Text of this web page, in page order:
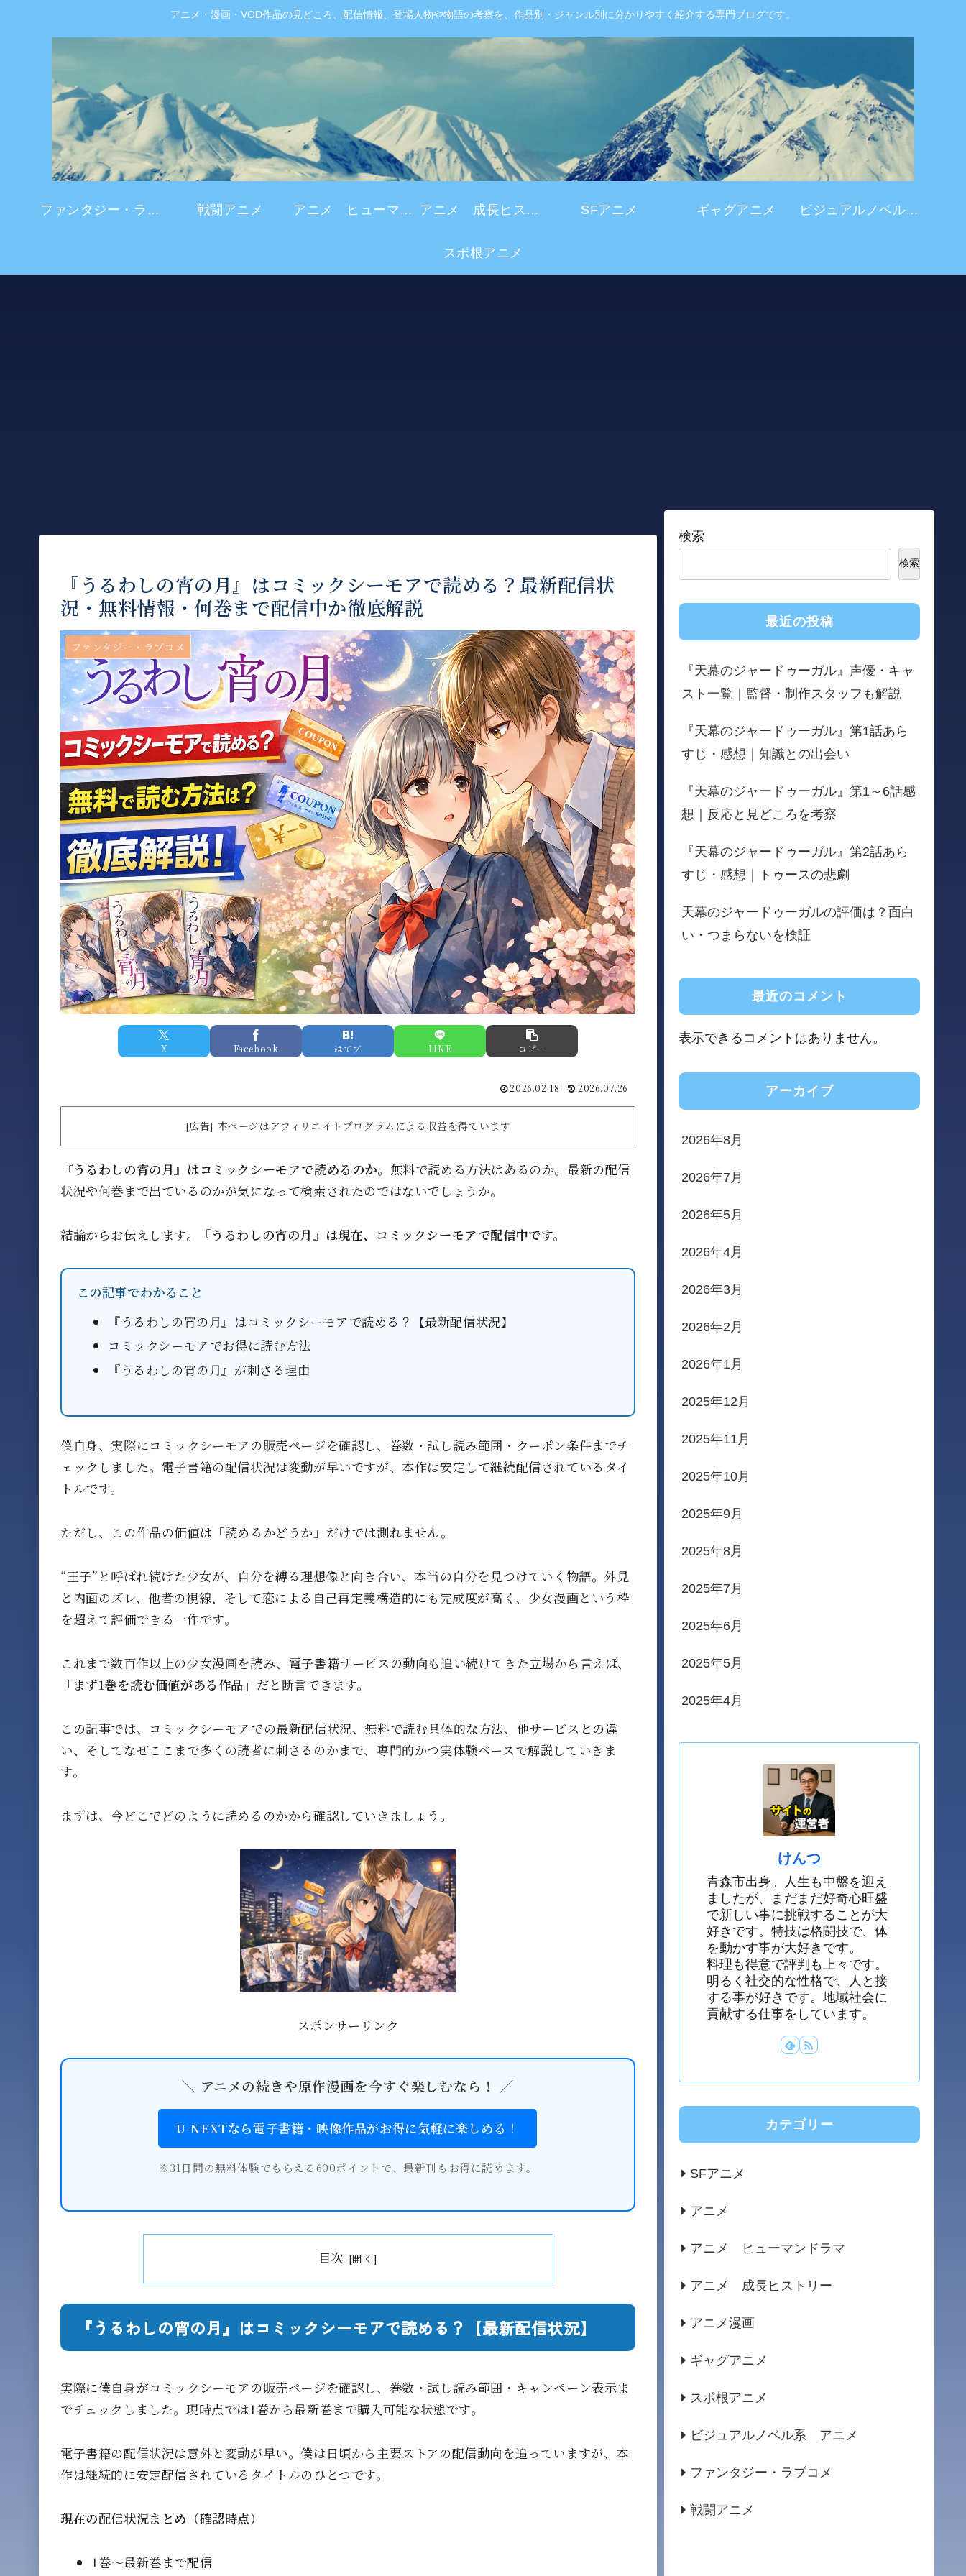
アニメ・漫画・VOD作品の見どころ、配信情報、登場人物や物語の考察を、作品別・ジャンル別に分かりやすく紹介する専門ブログです。
ファンタジー・ラブコメ 戦闘アニメ アニメ ヒューマンドラマ アニメ 成長ヒストリー SFアニメ ギャグアニメ ビジュアルノベル系 アニメ
スポ根アニメ
『うるわしの宵の月』はコミックシーモアで読める？最新配信状
況・無料情報・何巻まで配信中か徹底解説
ファンタジー・ラブコメ
X Facebook はてブ LINE コピー
2026.02.18 2026.07.26
[広告] 本ページはアフィリエイトプログラムによる収益を得ています
『うるわしの宵の月』はコミックシーモアで読めるのか。 無料で読める方法はあるのか。最新の配信
状況や何巻まで出ているのかが気になって検索されたのではないでしょうか。
結論からお伝えします。 『うるわしの宵の月』は現在、コミックシーモアで配信中です。
この記事でわかること
『うるわしの宵の月』はコミックシーモアで読める？【最新配信状況】
コミックシーモアでお得に読む方法
『うるわしの宵の月』が刺さる理由
僕自身、実際にコミックシーモアの販売ページを確認し、巻数・試し読み範囲・クーポン条件までチ
ェックしました。電子書籍の配信状況は変動が早いですが、本作は安定して継続配信されているタイ
トルです。
ただし、この作品の価値は「読めるかどうか」だけでは測れません。
“王子”と呼ばれ続けた少女が、自分を縛る理想像と向き合い、本当の自分を見つけていく物語。外見
と内面のズレ、他者の視線、そして恋による自己再定義――構造的にも完成度が高く、少女漫画という枠
を超えて評価できる一作です。
これまで数百作以上の少女漫画を読み、電子書籍サービスの動向も追い続けてきた立場から言えば、
「まず1巻を読む価値がある作品」 だと断言できます。
この記事では、コミックシーモアでの最新配信状況、無料で読む具体的な方法、他サービスとの違
い、そしてなぜここまで多くの読者に刺さるのかまで、専門的かつ実体験ベースで解説していきま
す。
まずは、今どこでどのように読めるのかから確認していきましょう。
スポンサーリンク
＼ アニメの続きや原作漫画を今すぐ楽しむなら！ ／
U-NEXTなら電子書籍・映像作品がお得に気軽に楽しめる！
※31日間の無料体験でもらえる600ポイントで、最新刊もお得に読めます。
目次
『うるわしの宵の月』はコミックシーモアで読める？【最新配信状況】
実際に僕自身がコミックシーモアの販売ページを確認し、巻数・試し読み範囲・キャンペーン表示ま
でチェックしました。現時点では1巻から最新巻まで購入可能な状態です。
電子書籍の配信状況は意外と変動が早い。僕は日頃から主要ストアの配信動向を追っていますが、本
作は継続的に安定配信されているタイトルのひとつです。
現在の配信状況まとめ（確認時点）
1巻〜最新巻まで配信
検索
検索
最近の投稿
『天幕のジャードゥーガル』声優・キャ
スト一覧｜監督・制作スタッフも解説
『天幕のジャードゥーガル』第1話あら
すじ・感想｜知識との出会い
『天幕のジャードゥーガル』第1～6話感
想｜反応と見どころを考察
『天幕のジャードゥーガル』第2話あら
すじ・感想｜トゥースの悲劇
天幕のジャードゥーガルの評価は？面白
い・つまらないを検証
最近のコメント
表示できるコメントはありません。
アーカイブ
2026年8月
2026年7月
2026年5月
2026年4月
2026年3月
2026年2月
2026年1月
2025年12月
2025年11月
2025年10月
2025年9月
2025年8月
2025年7月
2025年6月
2025年5月
2025年4月
けんつ
青森市出身。人生も中盤を迎え
ましたが、まだまだ好奇心旺盛
で新しい事に挑戦することが大
好きです。特技は格闘技で、体
を動かす事が大好きです。
料理も得意で評判も上々です。
明るく社交的な性格で、人と接
する事が好きです。地域社会に
貢献する仕事をしています。
カテゴリー
SFアニメ
アニメ
アニメ ヒューマンドラマ
アニメ 成長ヒストリー
アニメ漫画
ギャグアニメ
スポ根アニメ
ビジュアルノベル系 アニメ
ファンタジー・ラブコメ
戦闘アニメ